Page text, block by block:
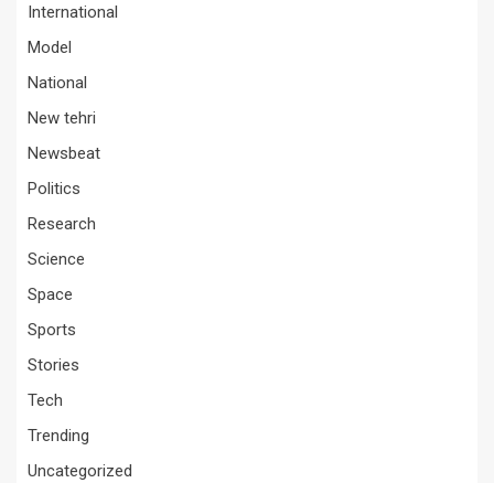
International
Model
National
New tehri
Newsbeat
Politics
Research
Science
Space
Sports
Stories
Tech
Trending
Uncategorized